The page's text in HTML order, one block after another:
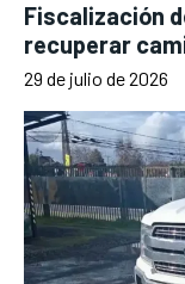
Fiscalización
recuperar
29 de julio de 2026